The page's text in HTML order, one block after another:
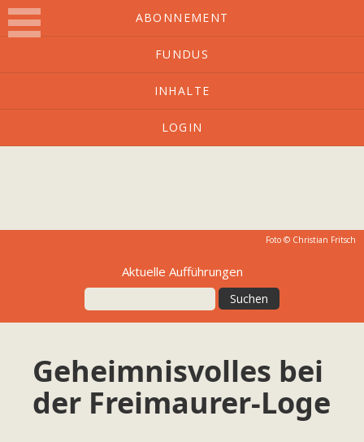
ABONNEMENT
FUNDUS
INHALTE
LOGIN
O-Ton
Kulturmagazin mit Charakter
Foto © Christian Fritsch
Aktuelle Aufführungen
Geheimnisvolles bei
der Freimaurer-Loge